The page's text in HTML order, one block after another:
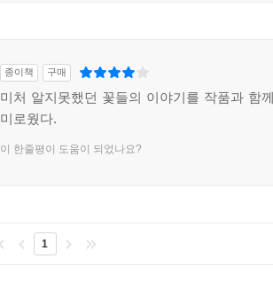
종이책 구매
미처 알지못했던 꽃들의 이야기를 작품과 함
미로웠다.
이 한줄평이 도움이 되었나요?
1